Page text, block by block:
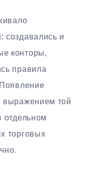
создавались и
конторы,
правила
выражением той
отдельном
торговых